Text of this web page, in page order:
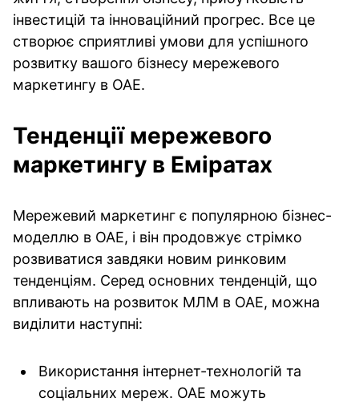
інвестицій та інноваційний прогрес. Все це
створює сприятливі умови для успішного
розвитку вашого бізнесу мережевого
маркетингу в ОАЕ.
Тенденції мережевого
маркетингу в Еміратах
Мережевий маркетинг є популярною бізнес-
моделлю в ОАЕ, і він продовжує стрімко
розвиватися завдяки новим ринковим
тенденціям. Серед основних тенденцій, що
впливають на розвиток МЛМ в ОАЕ, можна
виділити наступні:
Використання інтернет-технологій та
соціальних мереж. ОАЕ можуть